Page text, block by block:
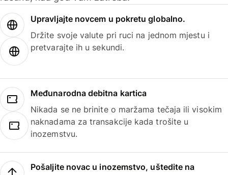
Upravljajte novcem u pokretu globalno.
Držite svoje valute pri ruci na jednom mjestu i
pretvarajte ih u sekundi.
Međunarodna debitna kartica
Nikada se ne brinite o maržama tečaja ili visokim
naknadama za transakcije kada trošite u
inozemstvu.
Pošaljite novac u inozemstvo, uštedite na